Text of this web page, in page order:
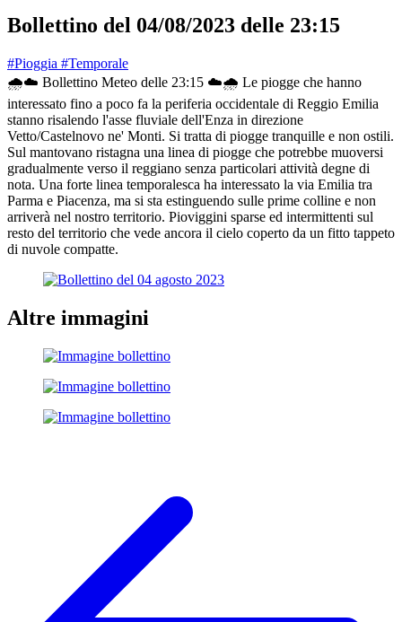
Bollettino del 04/08/2023 delle 23:15
#Pioggia #Temporale
🌧️☁️ Bollettino Meteo delle 23:15 ☁️🌧️ Le piogge che hanno
interessato fino a poco fa la periferia occidentale di Reggio Emilia
stanno risalendo l'asse fluviale dell'Enza in direzione
Vetto/Castelnovo ne' Monti. Si tratta di piogge tranquille e non ostili.
Sul mantovano ristagna una linea di piogge che potrebbe muoversi
gradualmente verso il reggiano senza particolari attività degne di
nota. Una forte linea temporalesca ha interessato la via Emilia tra
Parma e Piacenza, ma si sta estinguendo sulle prime colline e non
arriverà nel nostro territorio. Pioviggini sparse ed intermittenti sul
resto del territorio che vede ancora il cielo coperto da un fitto tappeto
di nuvole compatte.
Altre immagini